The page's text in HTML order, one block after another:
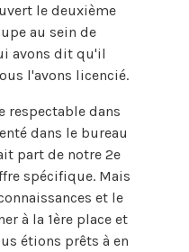
le deuxième
au sein de
avons dit qu'il
l'avons licencié.
respectable dans
dans le bureau
part de notre 2e
spécifique. Mais
et le
à la 1ère place et
étions prêts à en